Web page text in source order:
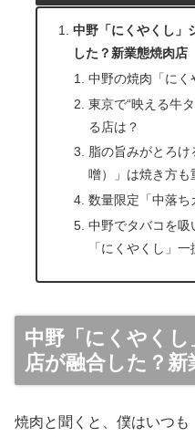
中野「にくやくし」
した？新業態焼肉店
中野の焼肉「にく
東京で“映える牛
る店は？
脂の旨みがとろ
噌）」は焼き方も
数量限定「中落ち
中野でタバコを吸
「にくやくし」一
中野「にくやく
店が融合した？新
焼肉と聞くと、僕はいつ